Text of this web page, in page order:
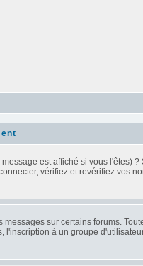
est affiché si vous l'êtes)
vérifiez et revérifiez vos
sur certains forums.
à un groupe